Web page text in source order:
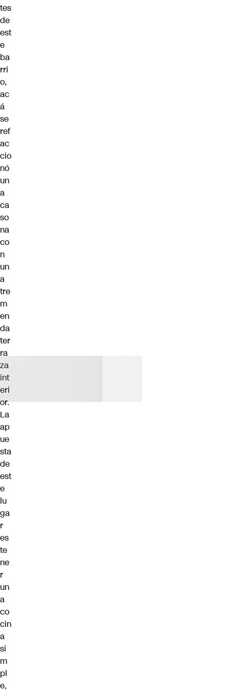
tes
de
est
e
ba
rri
o,
ac
á
se
ref
ac
cio
nó
un
a
ca
so
na
co
n
un
a
tre
m
en
da
ter
ra
za
int
eri
or.
La
ap
ue
sta
de
est
e
lu
ga
r
es
te
ne
r
un
a
co
cin
a
si
m
pl
e,